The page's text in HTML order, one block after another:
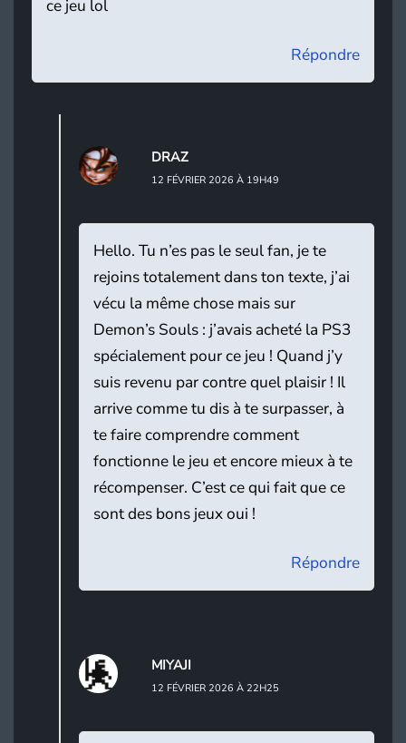
ce jeu lol
Répondre
DRAZ
12 FÉVRIER 2026 À 19H49
Hello. Tu n’es pas le seul fan, je te
rejoins totalement dans ton texte, j’ai
vécu la même chose mais sur
Demon’s Souls : j’avais acheté la PS3
spécialement pour ce jeu ! Quand j’y
suis revenu par contre quel plaisir ! Il
arrive comme tu dis à te surpasser, à
te faire comprendre comment
fonctionne le jeu et encore mieux à te
récompenser. C’est ce qui fait que ce
sont des bons jeux oui !
Répondre
MIYAJI
12 FÉVRIER 2026 À 22H25